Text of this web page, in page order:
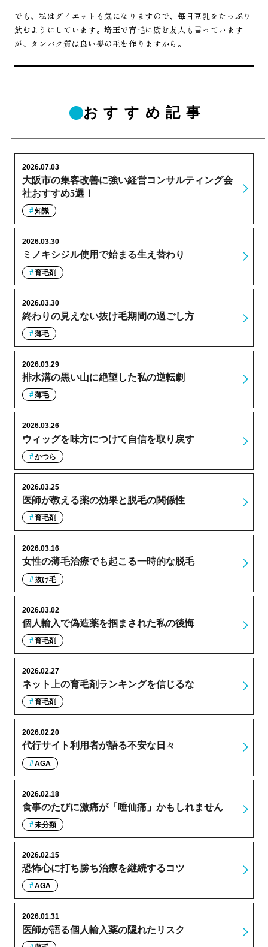
でも、私はダイエットも気になりますので、毎日豆乳をたっぷり
飲むようにしています。埼玉で育毛に励む友人も言っています
が、タンパク質は良い髪の毛を作りますから。
おすすめ記事
大阪市の集客改善に強い経営コンサルティング会
社おすすめ5選！
2026.07.03
知識
ミノキシジル使用で始まる生え替わり
2026.03.30
育毛剤
終わりの見えない抜け毛期間の過ごし方
2026.03.30
薄毛
排水溝の黒い山に絶望した私の逆転劇
2026.03.29
薄毛
ウィッグを味方につけて自信を取り戻す
2026.03.26
かつら
医師が教える薬の効果と脱毛の関係性
2026.03.25
育毛剤
女性の薄毛治療でも起こる一時的な脱毛
2026.03.16
抜け毛
個人輸入で偽造薬を掴まされた私の後悔
2026.03.02
育毛剤
ネット上の育毛剤ランキングを信じるな
2026.02.27
育毛剤
代行サイト利用者が語る不安な日々
2026.02.20
AGA
食事のたびに激痛が「唾仙痛」かもしれません
2026.02.18
未分類
恐怖心に打ち勝ち治療を継続するコツ
2026.02.15
AGA
医師が語る個人輸入薬の隠れたリスク
2026.01.31